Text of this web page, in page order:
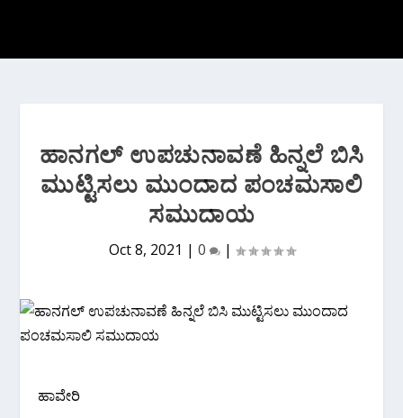
ಹಾನಗಲ್ ಉಪಚುನಾವಣೆ ಹಿನ್ನಲೆ ಬಿಸಿ
ಮುಟ್ಟಿಸಲು ಮುಂದಾದ ಪಂಚಮಸಾಲಿ
ಸಮುದಾಯ
Oct 8, 2021 | 0 |
ಹಾವೇರಿ